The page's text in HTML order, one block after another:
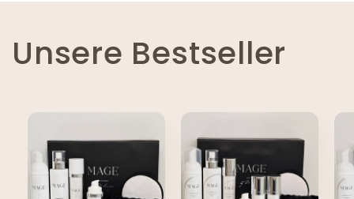
Unsere Bestseller